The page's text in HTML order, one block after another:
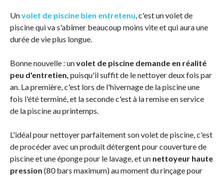
Unvolet de piscine bien entretenu, c'est un volet de
piscine qui va s'abîmer beaucoup moins vite et qui aura une
durée de vie plus longue.
Bonne nouvelle : unvolet de piscine demande en réalité
peu d'entretien, puisqu'il suffit de le nettoyer deux fois par
an. La première, c'est lors de l'hivernage de la piscine une
fois l'été terminé, et la seconde c'est à la remise en service
de la piscine au printemps.
L'idéal pour nettoyer parfaitement son volet de piscine, c'est
de procéder avec un produit détergent pour couverture de
piscine et une éponge pour le lavage, et un nettoyeur haute
pression (80 bars maximum) au moment du rinçage pour